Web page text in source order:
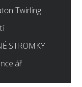
Twirling
STROMKY